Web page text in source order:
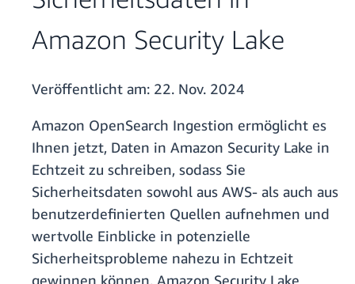
Amazon Security Lake
Veröffentlicht am: 22. Nov. 2024
Amazon OpenSearch Ingestion ermöglicht es
Ihnen jetzt, Daten in Amazon Security Lake in
Echtzeit zu schreiben, sodass Sie
Sicherheitsdaten sowohl aus AWS- als auch aus
benutzerdefinierten Quellen aufnehmen und
wertvolle Einblicke in potenzielle
Sicherheitsprobleme nahezu in Echtzeit
gewinnen können. Amazon Security Lake